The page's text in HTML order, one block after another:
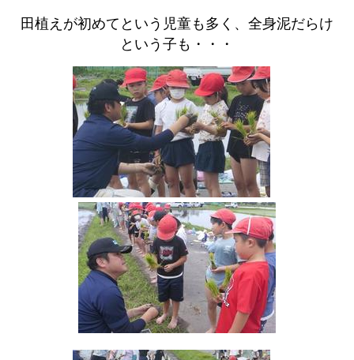
田植えが初めてという児童も多く、全身泥だらけ
という子も・・・